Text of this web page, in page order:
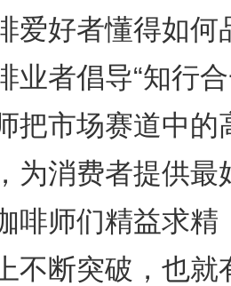
爱好者懂得如何
业者倡导“知行
把市场赛道中的
为消费者提供最
啡师们精益求精
不断突破，也就